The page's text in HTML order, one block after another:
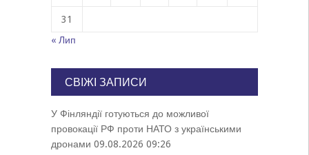
31
« Лип
СВІЖІ ЗАПИСИ
У Фінляндії готуються до можливої
провокації РФ проти НАТО з українськими
дронами 09.08.2026 09:26